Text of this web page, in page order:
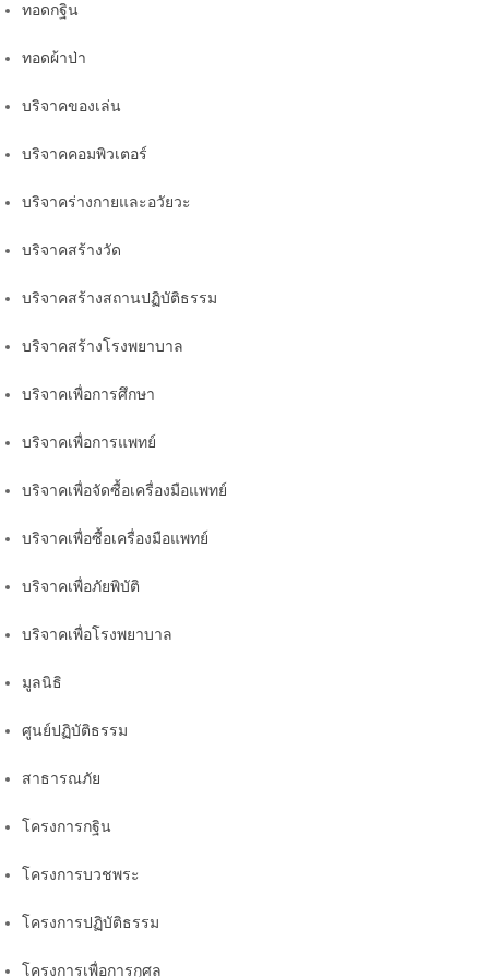
ทอดกฐิน
ทอดผ้าป่า
บริจาคของเล่น
บริจาคคอมพิวเตอร์
บริจาคร่างกายและอวัยวะ
บริจาคสร้างวัด
บริจาคสร้างสถานปฏิบัติธรรม
บริจาคสร้างโรงพยาบาล
บริจาคเพื่อการศึกษา
บริจาคเพื่อการแพทย์
บริจาคเพื่อจัดซื้อเครื่องมือแพทย์
บริจาคเพื่อซื้อเครื่องมือแพทย์
บริจาคเพื่อภัยพิบัติ
บริจาคเพื่อโรงพยาบาล
มูลนิธิ
ศูนย์ปฏิบัติธรรม
สาธารณภัย
โครงการกฐิน
โครงการบวชพระ
โครงการปฏิบัติธรรม
โครงการเพื่อการกุศล